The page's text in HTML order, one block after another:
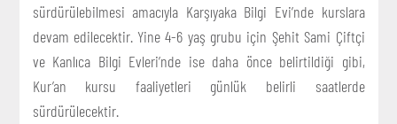
sürdürülebilmesi amacıyla Karşıyaka Bilgi Evi’nde kurslara
devam edilecektir. Yine 4-6 yaş grubu için Şehit Sami Çiftçi
ve Kanlıca Bilgi Evleri’nde ise daha önce belirtildiği gibi,
Kur’an kursu faaliyetleri günlük belirli saatlerde
sürdürülecektir.